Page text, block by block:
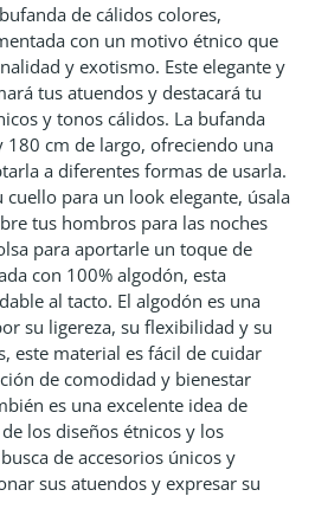
de cálidos colores,
con un motivo étnico que
y exotismo. Este elegante y
tus atuendos y destacará tu
y tonos cálidos. La bufanda
180 cm de largo, ofreciendo una
a diferentes formas de usarla.
para un look elegante, úsala
tus hombros para las noches
para aportarle un toque de
con 100% algodón, esta
al tacto. El algodón es una
su ligereza, su flexibilidad y su
este material es fácil de cuidar
de comodidad y bienestar
es una excelente idea de
los diseños étnicos y los
de accesorios únicos y
sus atuendos y expresar su